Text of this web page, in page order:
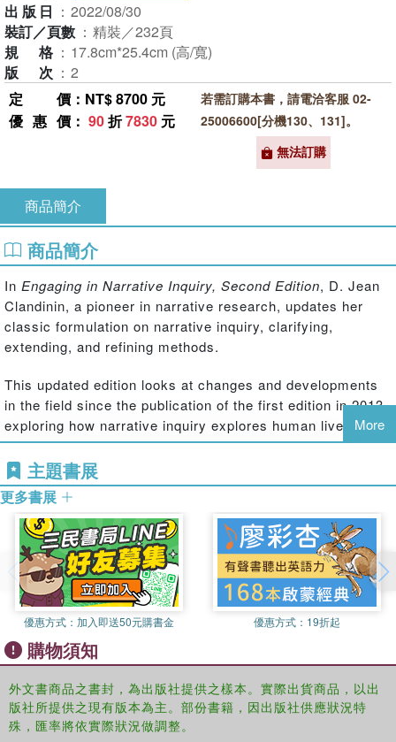
出版日 ： 2022/08/30
裝訂／頁數 ： 精裝／232頁
規格 ： 17.8cm*25.4cm (高/寬)
版次 ： 2
定價 ：NT$ 8700 元
優惠價 ： 90折7830 元
若需訂購本書，請電洽客服 02-
25006600[分機130、131]。
無法訂購
商品簡介
商品簡介
In Engaging in Narrative Inquiry, Second Edition, D. Jean
Clandinin, a pioneer in narrative research, updates her
classic formulation on narrative inquiry, clarifying,
extending, and refining methods.
This updated edition looks at changes and developments
in the field since the publication of the first edition in 2013,
exploring how narrative inquiry explores human lives
through a narrative lens that honors experience as a
source of important knowledge and understanding. The
book includes several exemplary cases with the author's
critique and analysis of the work.
The following are new to this edition:
New exemplary cases, including Menon's autobiographical
narrative inquiry as the starting point for framing a research puzzle
and justifying a study, Chung's account of a study that begins with
living alongside participants, and a paper from Swanson's
autobiographical narrative inquiry
An expanded discussion of the philosophical grounding of narrative
inquiry
More
主題書展
更多書展
優惠方式： 加入即送50元購書金 優惠方式： 19折起
購物須知
外文書商品之書封，為出版社提供之樣本。實際出貨商品，以出
版社所提供之現有版本為主。部份書籍，因出版社供應狀況特
殊，匯率將依實際狀況做調整。